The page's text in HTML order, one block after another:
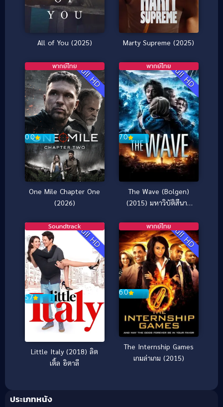
All of You (2025) Marty Supreme (2025)
Full HD
0.0
พากย์ไทย
One Mile Chapter One
(2026)
Full HD
7.0
พากย์ไทย
The Wave (Bolgen)
(2015) มหาวิบัติสึนามิ
Full HD
5.7
Soundtrack
Little Italy (2018) ลิต
เติ้ล อิตาลี
Full HD
6.0
พากย์ไทย
The Internship Games
เกมล่าเกม (2015)
ประเภทหนัง